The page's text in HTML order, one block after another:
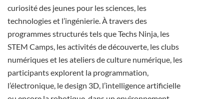
curiosité des jeunes pour les sciences, les
technologies et l’ingénierie. À travers des
programmes structurés tels que Techs Ninja, les
STEM Camps, les activités de découverte, les clubs
numériques et les ateliers de culture numérique, les
participants explorent la programmation,
l’électronique, le design 3D, l’intelligence artificielle